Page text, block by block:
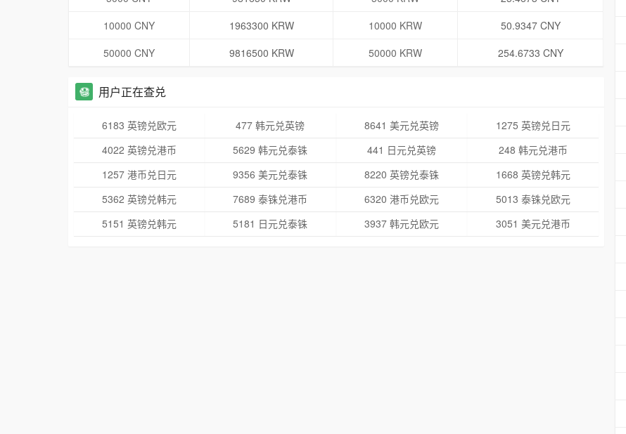
10000 CNY
1963300 KRW 10000 KRW
50.9347 CNY
50000 CNY
9816500 KRW 50000 KRW 254.6733 CNY
用户正在查兑
6183 英镑兑欧元 477 韩元兑英镑 8641 美元兑英镑
1275 英镑兑日元
4022 英镑兑港币
5629 韩元兑泰铢 441 日元兑英镑
248 韩元兑港币
1257 港币兑日元
9356 美元兑泰铢 8220 英镑兑泰铢
1668 英镑兑韩元
5362 英镑兑韩元
7689 泰铢兑港币 6320 港币兑欧元
5013 泰铢兑欧元
5151 英镑兑韩元
5181 日元兑泰铢 3937 韩元兑欧元 3051 美元兑港币